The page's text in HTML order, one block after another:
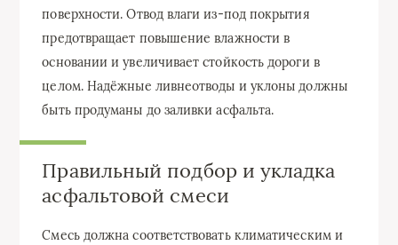
поверхности. Отвод влаги из-под покрытия
предотвращает повышение влажности в
основании и увеличивает стойкость дороги в
целом. Надёжные ливнеотводы и уклоны должны
быть продуманы до заливки асфальта.
Правильный подбор и укладка
асфальтовой смеси
Смесь должна соответствовать климатическим и